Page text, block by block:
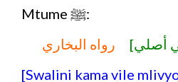
Mtume ﷺ:
أصلي]
رواه البخاري
[Swalini kama vile